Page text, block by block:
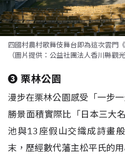
四國村農村歌舞伎舞台即為這次雲門
（圖片提供：公益社團法人香川縣觀光
❸栗林公園
漫步在栗林公園感受「一步
勝景面積實際比「日本三大
池與13 座假山交織成詩畫
末，歷經數代藩主松平氏的